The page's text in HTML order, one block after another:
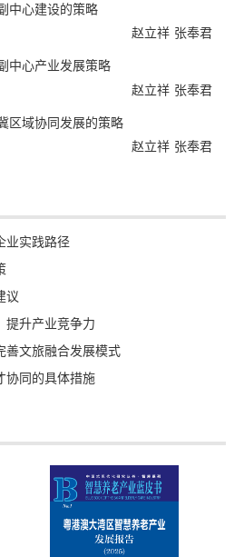
赵立祥 张奉君
中心建设的策略
赵立祥 张奉君
中心产业发展策略
赵立祥 张奉君
区域协同发展的策略
业实践路径
议
提升产业竞争力
善文旅融合发展模式
协同的具体措施